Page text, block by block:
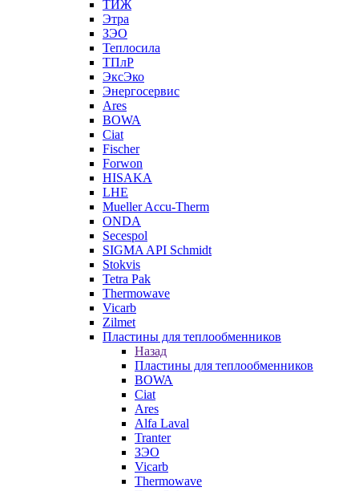
ТИЖ
Этра
ЗЭО
Теплосила
ТПлР
ЭксЭко
Энергосервис
Ares
BOWA
Ciat
Fischer
Forwon
HISAKA
LHE
Mueller Accu-Therm
ONDA
Secespol
SIGMA API Schmidt
Stokvis
Tetra Pak
Thermowave
Vicarb
Zilmet
Пластины для теплообменников
Назад
Пластины для теплообменников
BOWA
Ciat
Ares
Alfa Laval
Tranter
ЗЭО
Vicarb
Thermowave